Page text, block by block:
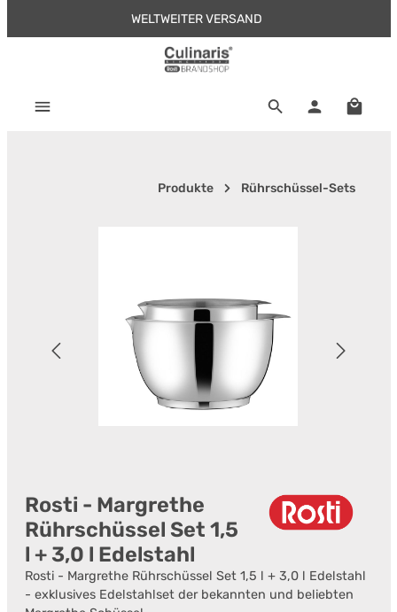
Zum Hauptinhalt springenWELTWEITER VERSAND
Produkte Rührschüssel-Sets
Rosti - Margrethe
Rührschüssel Set 1,5
l + 3,0 l Edelstahl
Rosti - Margrethe Rührschüssel Set 1,5 l + 3,0 l Edelstahl
- exklusives Edelstahlset der bekannten und beliebten